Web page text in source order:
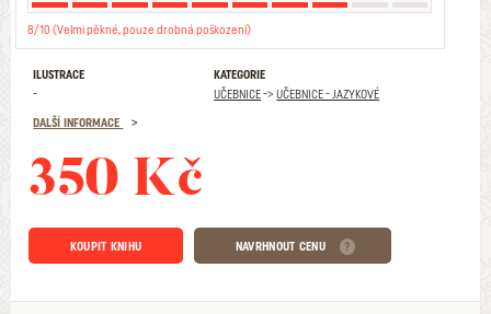
8/10 (Velmi pěkné, pouze drobná poškození)
ILUSTRACE
-
KATEGORIE
UČEBNICE->UČEBNICE - JAZYKOVÉ
DALŠÍ INFORMACE
350 Kč
KOUPIT KNIHU NAVRHNOUT CENU